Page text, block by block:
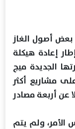
بعض أصول الغاز
إعادة هيكلة
الجديدة ميج
مشاريع أكثر
عن أربعة مصادر
الأمر، ولم يتم